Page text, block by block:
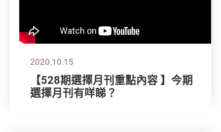
2020.10.15
【528期選擇月刊重點內容 】今期
選擇月刊有咩睇？